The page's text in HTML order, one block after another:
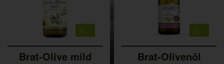
Brat-Olive mild Brat-Olivenöl